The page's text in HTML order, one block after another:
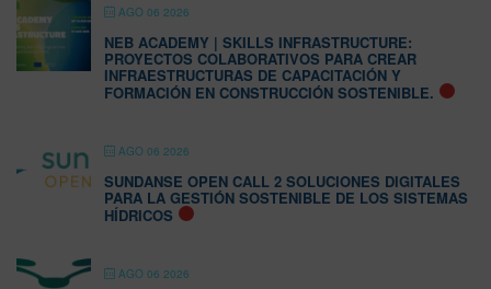
AGO 06 2026
NEB ACADEMY | SKILLS INFRASTRUCTURE:
PROYECTOS COLABORATIVOS PARA CREAR
INFRAESTRUCTURAS DE CAPACITACIÓN Y
FORMACIÓN EN CONSTRUCCIÓN SOSTENIBLE.
AGO 06 2026
SUNDANSE OPEN CALL 2 SOLUCIONES DIGITALES
PARA LA GESTIÓN SOSTENIBLE DE LOS SISTEMAS
HÍDRICOS
AGO 06 2026